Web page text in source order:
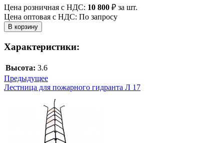
Цена розничная с НДС: 10 800 ₽ за шт.
Цена оптовая с НДС: По запросу
Характеристики:
Высота: 3.6
Предыдущее
Лестница для пожарного гидранта Л 17